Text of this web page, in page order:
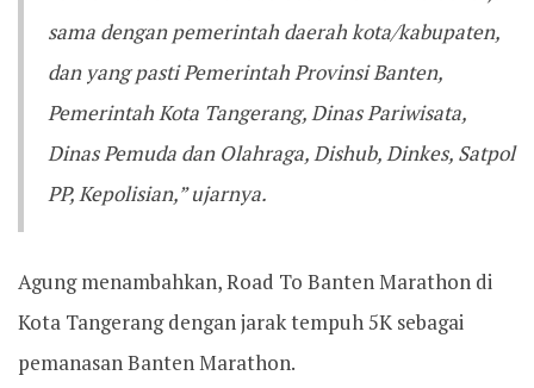
sama dengan pemerintah daerah kota/kabupaten,
dan yang pasti Pemerintah Provinsi Banten,
Pemerintah Kota Tangerang, Dinas Pariwisata,
Dinas Pemuda dan Olahraga, Dishub, Dinkes, Satpol
PP, Kepolisian,” ujarnya.
Agung menambahkan, Road To Banten Marathon di
Kota Tangerang dengan jarak tempuh 5K sebagai
pemanasan Banten Marathon.